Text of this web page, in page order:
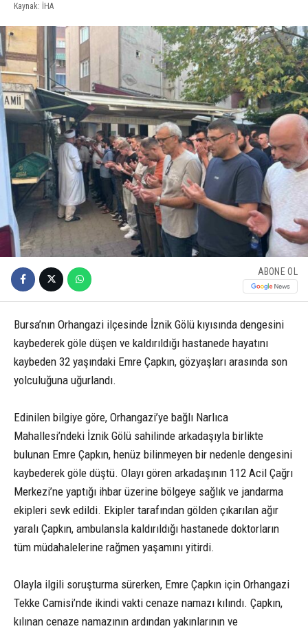
Kaynak: İHA
ABONE OL
Bursa’nın Orhangazi ilçesinde İznik Gölü kıyısında dengesini
kaybederek göle düşen ve kaldırıldığı hastanede hayatını
kaybeden 32 yaşındaki Emre Çapkın, gözyaşları arasında son
yolculuğuna uğurlandı.
Edinilen bilgiye göre, Orhangazi’ye bağlı Narlıca
Mahallesi’ndeki İznik Gölü sahilinde arkadaşıyla birlikte
bulunan Emre Çapkın, henüz bilinmeyen bir nedenle dengesini
kaybederek göle düştü. Olayı gören arkadaşının 112 Acil Çağrı
Merkezi’ne yaptığı ihbar üzerine bölgeye sağlık ve jandarma
ekipleri sevk edildi. Ekipler tarafından gölden çıkarılan ağır
yaralı Çapkın, ambulansla kaldırıldığı hastanede doktorların
tüm müdahalelerine rağmen yaşamını yitirdi.
Olayla ilgili soruşturma sürerken, Emre Çapkın için Orhangazi
Tekke Camisi’nde ikindi vakti cenaze namazı kılındı. Çapkın,
kılınan cenaze namazının ardından yakınlarının ve